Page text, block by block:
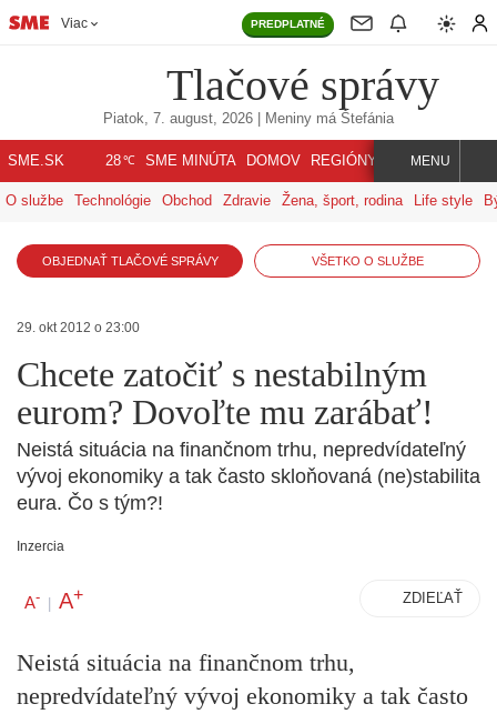
Viac PREDPLATNÉ
Tlačové správy
Piatok, 7. august, 2026 | Meniny má Štefánia
SME.SK 28℃ SME MINÚTA DOMOV REGIÓNY INDEX SVET
MENU
O službe Technológie Obchod Zdravie Žena, šport, rodina Life style
OBJEDNAŤ TLAČOVÉ SPRÁVY VŠETKO O SLUŽBE
29. okt 2012 o 23:00
Chcete zatočiť s nestabilným
eurom? Dovoľte mu zarábať!
Neistá situácia na finančnom trhu, nepredvídateľný
vývoj ekonomiky a tak často skloňovaná (ne)stabilita
eura. Čo s tým?!
Inzercia
A- | A+ ZDIEĽAŤ
Neistá situácia na finančnom trhu,
nepredvídateľný vývoj ekonomiky a tak často